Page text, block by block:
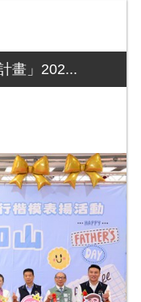
畫」202...